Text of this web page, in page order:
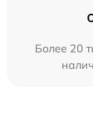
Более 20